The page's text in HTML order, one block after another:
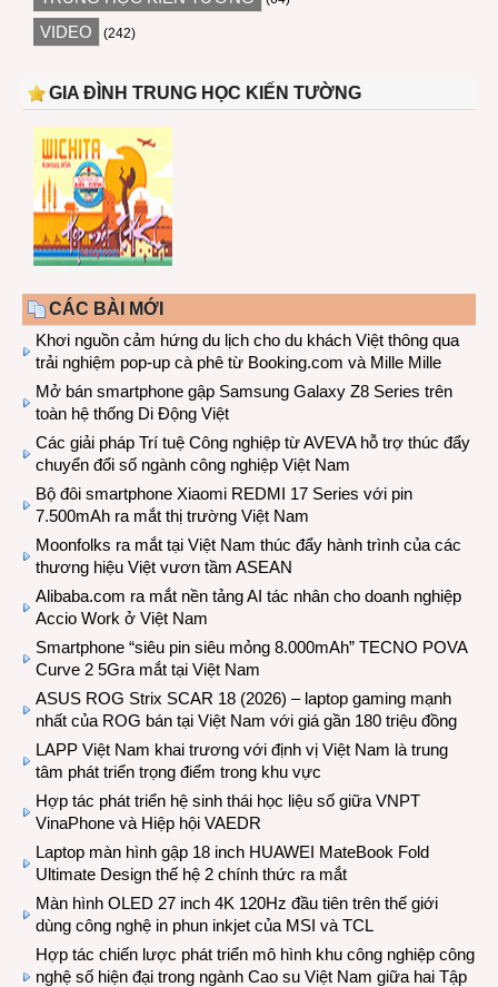
VIDEO (242)
GIA ĐÌNH TRUNG HỌC KIẾN TƯỜNG
CÁC BÀI MỚI
Khơi nguồn cảm hứng du lịch cho du khách Việt thông qua
trải nghiệm pop-up cà phê từ Booking.com và Mille Mille
Mở bán smartphone gập Samsung Galaxy Z8 Series trên
toàn hệ thống Di Động Việt
Các giải pháp Trí tuệ Công nghiệp từ AVEVA hỗ trợ thúc đẩy
chuyển đổi số ngành công nghiệp Việt Nam
Bộ đôi smartphone Xiaomi REDMI 17 Series với pin
7.500mAh ra mắt thị trường Việt Nam
Moonfolks ra mắt tại Việt Nam thúc đẩy hành trình của các
thương hiệu Việt vươn tầm ASEAN
Alibaba.com ra mắt nền tảng AI tác nhân cho doanh nghiệp
Accio Work ở Việt Nam
Smartphone “siêu pin siêu mỏng 8.000mAh” TECNO POVA
Curve 2 5Gra mắt tại Việt Nam
ASUS ROG Strix SCAR 18 (2026) – laptop gaming mạnh
nhất của ROG bán tại Việt Nam với giá gần 180 triệu đồng
LAPP Việt Nam khai trương với định vị Việt Nam là trung
tâm phát triển trọng điểm trong khu vực
Hợp tác phát triển hệ sinh thái học liệu số giữa VNPT
VinaPhone và Hiệp hội VAEDR
Laptop màn hình gập 18 inch HUAWEI MateBook Fold
Ultimate Design thế hệ 2 chính thức ra mắt
Màn hình OLED 27 inch 4K 120Hz đầu tiên trên thế giới
dùng công nghệ in phun inkjet của MSI và TCL
Hợp tác chiến lược phát triển mô hình khu công nghiệp công
nghệ số hiện đại trong ngành Cao su Việt Nam giữa hai Tập